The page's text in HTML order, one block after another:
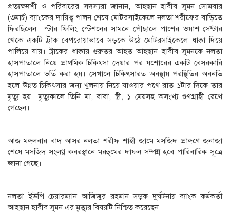
প্রত্যক্ষদর্শী ও পরিবারের সদস্যরা জানান, আহছান হাবীব সুমন সোমবার
(৩মার্চ) ব্যাংকের দায়িত্ব পালন শেষে মোটরসাইকেলে নলতা শরীফের বাড়িতে
ফিরছিলেন। স্টার ফিলিং স্টেশনের সামনে পৌছালে পাশের ওয়াশ সেন্টার
থেকে একটি ট্রাক বেপরোয়াভাবে সড়কে উঠে মোটরসাইকেলে ধাক্কা দিয়ে
পালিয়ে যায়। ট্রাকের ধাক্কায় গুরুতর আহত আহছান হাবীব সুমনকে নলতা
হাসপাতালে নিয়ে প্রাথমিক চিকিৎসা দেয়ার পর যশোরের একটি বেসরকারি
হাসপাতালে ভর্তি করা হয়। সেখানে চিকিৎসারত অবস্থায় পরস্থিতির অবনতি
হলে উন্নত চিকিৎসার জন্য খুলনায় নিয়ে যাওয়ার পথে রাত ১টার দিকে তার
মৃত্যু হয়। মৃত্যুকালে তিনি মা, বাবা, স্ত্রী, ১ মেয়সহ অসংখ্য গুণগ্রাহী রেখে
গেছেন।
আজ মঙ্গলবার বাদ আসর নলতা শরীফ শাহী জামে মসজিদ প্রাঙ্গণে জনাজা
শেষে মসজিদ সংলগ্ন কবরস্থানে মরহুমের দাফন সম্পন্ন হবে পারিবারিক সূত্রে
জানা গেছে।
নলতা ইউপি চেয়ারম্যান আজিজুর রহমান সড়ক দুর্ঘটনায় ব্যাংক কর্মকর্তা
আহছান হাবীব সুমন এর মৃত্যুর বিষয়টি নিশ্চিত করেছেন।